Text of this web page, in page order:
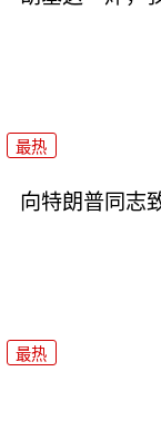
最热
向特朗普同志
最热